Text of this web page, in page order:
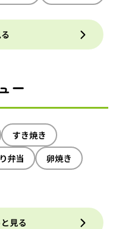
ー
すき焼き
弁当
卵焼き
見る